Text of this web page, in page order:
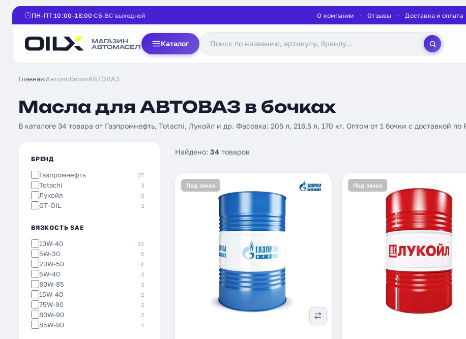
ПН-ПТ 10:00–18:00 СБ-ВС выходной О компании Отзывы Доставка и оплата
Каталог
Главная›Автомобили›АВТОВАЗ
Масла для АВТОВАЗ в бочках
В каталоге 34 товара от Газпромнефть, Totachi, Лукойл и др. Фасовка: 205 л, 216,5 л, 170 кг. Оптом от 1 бочки с доставкой по
БРЕНД
Газпромнефть 27
Totachi 3
Лукойл 3
GT-OIL 1
ВЯЗКОСТЬ SAE
10W-40 10
5W-30 5
20W-50 4
5W-40 3
80W-85 3
15W-40 2
75W-90 2
80W-90 2
85W-90 1
Найдено: 34 товаров
Под заказ Под заказ